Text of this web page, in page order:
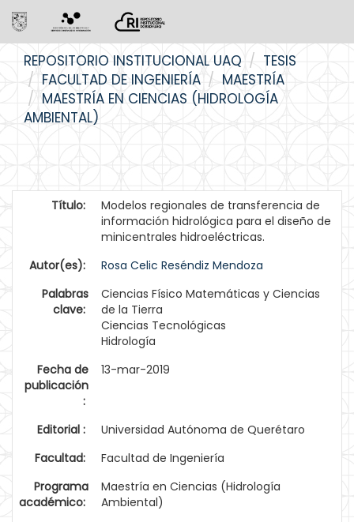
navigation
REPOSITORIO INSTITUCIONAL UAQ
TESIS
FACULTAD DE INGENIERÍA
MAESTRÍA
MAESTRÍA EN CIENCIAS (HIDROLOGÍA
AMBIENTAL)
Título:
Modelos regionales de transferencia de
información hidrológica para el diseño de
minicentrales hidroeléctricas.
Autor(es):
Rosa Celic Reséndiz Mendoza
Palabras
clave:
Ciencias Físico Matemáticas y Ciencias
de la Tierra
Ciencias Tecnológicas
Hidrología
Fecha de
publicación
:
13-mar-2019
Editorial :
Universidad Autónoma de Querétaro
Facultad:
Facultad de Ingeniería
Programa
académico:
Maestría en Ciencias (Hidrología
Ambiental)